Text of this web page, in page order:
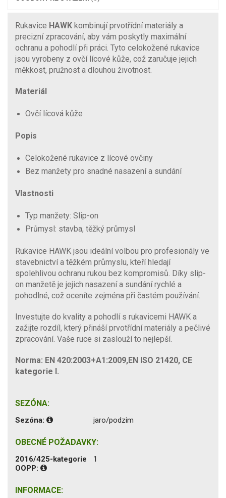
Rukavice HAWK kombinují prvotřídní materiály a
precizní zpracování, aby vám poskytly maximální
ochranu a pohodlí při práci. Tyto celokožené rukavice
jsou vyrobeny z ovčí lícové kůže, což zaručuje jejich
měkkost, pružnost a dlouhou životnost.
Materiál
Ovčí lícová kůže
Popis
Celokožené rukavice z lícové ovčiny
Bez manžety pro snadné nasazení a sundání
Vlastnosti
Typ manžety: Slip-on
Průmysl: stavba, těžký průmysl
Rukavice HAWK jsou ideální volbou pro profesionály ve
stavebnictví a těžkém průmyslu, kteří hledají
spolehlivou ochranu rukou bez kompromisů. Díky slip-
on manžetě je jejich nasazení a sundání rychlé a
pohodlné, což oceníte zejména při častém používání.
Investujte do kvality a pohodlí s rukavicemi HAWK a
zažijte rozdíl, který přináší prvotřídní materiály a pečlivé
zpracování. Vaše ruce si zaslouží to nejlepší.
Norma: EN 420:2003+A1:2009,EN ISO 21420, CE
kategorie I.
SEZÓNA:
Sezóna: jaro/podzim
OBECNÉ POŽADAVKY:
2016/425-kategorie
OOPP:
1
INFORMACE: